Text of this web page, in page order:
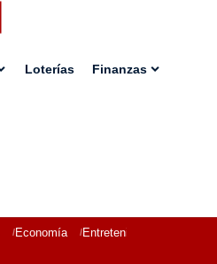
Loterías Finanzas
Economía Entretenimiento